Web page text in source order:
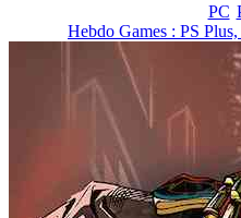
PC
Hebdo Games : PS